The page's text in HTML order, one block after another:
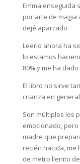
Emma enseguida
por arte de magia
dejé aparcado.
Leerlo ahora ha
lo estamos
80% y me ha
El libro no sirve
crianza en
Son múltiples los
emocionado,
madre que
recién nacida, me
de metro llenito